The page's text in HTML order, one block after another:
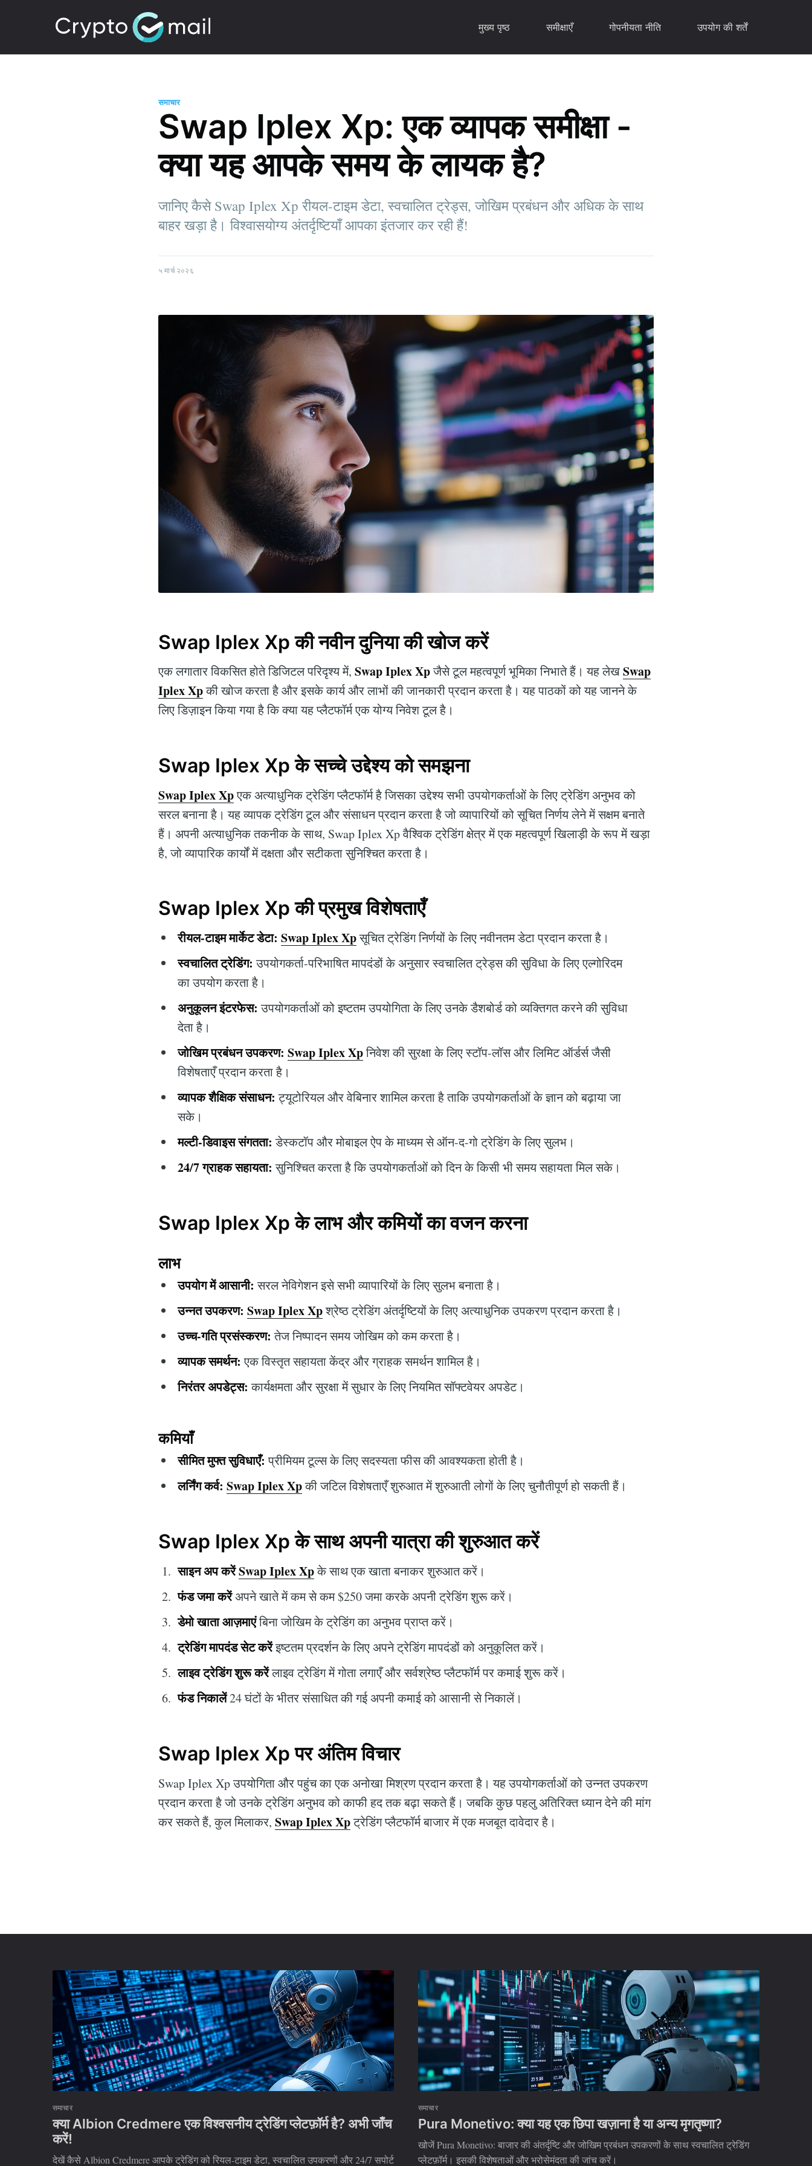
मुख्य पृष्ठ समीक्षाएँ गोपनीयता नीति उपयोग की शर्तें
समाचार
Swap Iplex Xp: एक व्यापक समीक्षा -
क्या यह आपके समय के लायक है?
जानिए कैसे Swap Iplex Xp रीयल-टाइम डेटा, स्वचालित ट्रेड्स, जोखिम प्रबंधन और अधिक के साथ
बाहर खड़ा है। विश्वासयोग्य अंतर्दृष्टियाँ आपका इंतजार कर रही हैं!
५ मार्च २०२६
Swap Iplex Xp की नवीन दुनिया की खोज करें
एक लगातार विकसित होते डिजिटल परिदृश्य में, Swap Iplex Xpजैसे टूल महत्वपूर्ण भूमिका निभाते हैं। यह लेखSwap
Iplex Xpकी खोज करता है और इसके कार्य और लाभों की जानकारी प्रदान करता है। यह पाठकों को यह जानने के
लिए डिज़ाइन किया गया है कि क्या यह प्लैटफॉर्म एक योग्य निवेश टूल है।
Swap Iplex Xp के सच्चे उद्देश्य को समझना
Swap Iplex Xpएक अत्याधुनिक ट्रेडिंग प्लैटफॉर्म है जिसका उद्देश्य सभी उपयोगकर्ताओं के लिए ट्रेडिंग अनुभव को
सरल बनाना है। यह व्यापक ट्रेडिंग टूल और संसाधन प्रदान करता है जो व्यापारियों को सूचित निर्णय लेने में सक्षम बनाते
हैं। अपनी अत्याधुनिक तकनीक के साथ, Swap Iplex Xp वैश्विक ट्रेडिंग क्षेत्र में एक महत्वपूर्ण खिलाड़ी के रूप में खड़ा
है, जो व्यापारिक कार्यों में दक्षता और सटीकता सुनिश्चित करता है।
Swap Iplex Xp की प्रमुख विशेषताएँ
रीयल-टाइम मार्केट डेटा: Swap Iplex Xpसूचित ट्रेडिंग निर्णयों के लिए नवीनतम डेटा प्रदान करता है।
स्वचालित ट्रेडिंग: उपयोगकर्ता-परिभाषित मापदंडों के अनुसार स्वचालित ट्रेड्स की सुविधा के लिए एल्गोरिदम
का उपयोग करता है।
अनुकूलन इंटरफेस: उपयोगकर्ताओं को इष्टतम उपयोगिता के लिए उनके डैशबोर्ड को व्यक्तिगत करने की सुविधा
देता है।
जोखिम प्रबंधन उपकरण: Swap Iplex Xpनिवेश की सुरक्षा के लिए स्टॉप-लॉस और लिमिट ऑर्डर्स जैसी
विशेषताएँ प्रदान करता है।
व्यापक शैक्षिक संसाधन: ट्यूटोरियल और वेबिनार शामिल करता है ताकि उपयोगकर्ताओं के ज्ञान को बढ़ाया जा
सके।
मल्टी-डिवाइस संगतता: डेस्कटॉप और मोबाइल ऐप के माध्यम से ऑन-द-गो ट्रेडिंग के लिए सुलभ।
24/7 ग्राहक सहायता: सुनिश्चित करता है कि उपयोगकर्ताओं को दिन के किसी भी समय सहायता मिल सके।
Swap Iplex Xp के लाभ और कमियों का वजन करना
लाभ
उपयोग में आसानी: सरल नेविगेशन इसे सभी व्यापारियों के लिए सुलभ बनाता है।
उन्नत उपकरण: Swap Iplex Xpश्रेष्ठ ट्रेडिंग अंतर्दृष्टियों के लिए अत्याधुनिक उपकरण प्रदान करता है।
उच्च-गति प्रसंस्करण: तेज निष्पादन समय जोखिम को कम करता है।
व्यापक समर्थन: एक विस्तृत सहायता केंद्र और ग्राहक समर्थन शामिल है।
निरंतर अपडेट्स: कार्यक्षमता और सुरक्षा में सुधार के लिए नियमित सॉफ्टवेयर अपडेट।
कमियाँ
सीमित मुफ्त सुविधाएँ: प्रीमियम टूल्स के लिए सदस्यता फीस की आवश्यकता होती है।
लर्निंग कर्व: Swap Iplex Xpकी जटिल विशेषताएँ शुरुआत में शुरुआती लोगों के लिए चुनौतीपूर्ण हो सकती हैं।
Swap Iplex Xp के साथ अपनी यात्रा की शुरुआत करें
साइन अप करेंSwap Iplex Xpके साथ एक खाता बनाकर शुरुआत करें।
फंड जमा करेंअपने खाते में कम से कम $250 जमा करके अपनी ट्रेडिंग शुरू करें।
डेमो खाता आज़माएंबिना जोखिम के ट्रेडिंग का अनुभव प्राप्त करें।
ट्रेडिंग मापदंड सेट करेंइष्टतम प्रदर्शन के लिए अपने ट्रेडिंग मापदंडों को अनुकूलित करें।
लाइव ट्रेडिंग शुरू करेंलाइव ट्रेडिंग में गोता लगाएँ और सर्वश्रेष्ठ प्लैटफॉर्म पर कमाई शुरू करें।
फंड निकालें24 घंटों के भीतर संसाधित की गई अपनी कमाई को आसानी से निकालें।
Swap Iplex Xp पर अंतिम विचार
Swap Iplex Xp उपयोगिता और पहुंच का एक अनोखा मिश्रण प्रदान करता है। यह उपयोगकर्ताओं को उन्नत उपकरण
प्रदान करता है जो उनके ट्रेडिंग अनुभव को काफी हद तक बढ़ा सकते हैं। जबकि कुछ पहलु अतिरिक्त ध्यान देने की मांग
कर सकते हैं, कुल मिलाकर, Swap Iplex Xpट्रेडिंग प्लैटफॉर्म बाजार में एक मजबूत दावेदार है।
समाचार
क्या Albion Credmere एक विश्वसनीय ट्रेडिंग प्लेटफ़ॉर्म है? अभी जाँच
करें!
देखें कैसे Albion Credmere आपके ट्रेडिंग को रियल-टाइम डेटा, स्वचालित उपकरणों और 24/7 सपोर्ट
समाचार
Pura Monetivo: क्या यह एक छिपा खज़ाना है या अन्य मृगतृष्णा?
खोजें Pura Monetivo: बाजार की अंतर्दृष्टि और जोखिम प्रबंधन उपकरणों के साथ स्वचालित ट्रेडिंग
प्लेटफ़ॉर्म। इसकी विशेषताओं और भरोसेमंदता की जांच करें।